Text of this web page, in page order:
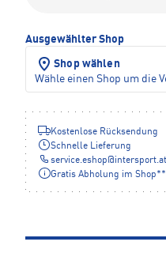
Ausgewählter Shop
Shop wählen
Wähle einen Shop um die
Kostenlose Rücksendung
Schnelle Lieferung
service.eshop@intersport.at
Gratis Abholung im Shop**